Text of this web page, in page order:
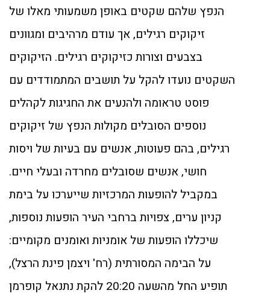
הנפץ שלהם שקטים באופן משמעותי מאלו של
זיקוקים רגילים, אך עודם מרהיבים ומגוונים
בצבעים וצורות כזיקוקים רגילים. הזיקוקים
השקטים נועדו להקל על תושבים המתמודדים עם
פוסט טראומה ולהנעים את החגיגות לקהלים
נוספים הסובלים מקולות הנפץ של זיקוקים
רגילים, בהם פעוטות, אנשים עם בעיות של ויסות
חושי, אנשים שסובלים מחרדה ובעלי חיים.
במקביל להופעות המרכזיות שייערכו על בימת
קניון ערים, צפויות ברחבי העיר הופעות נוספות,
שיכללו הופעות של אומניות ואומנים מקומיים:
על הבימה המסורתית (רח' ויצמן פינת הרצל),
תופיע החל מהשעה 20:20 להקת נתנאל קופרמן